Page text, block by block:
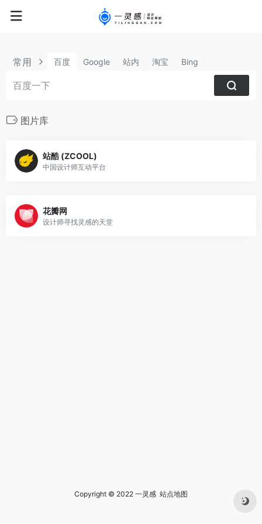
常用 百度 Google 站内 淘宝 Bing
图片库
站酷 (ZCOOL)
中国设计师互动平台
花瓣网
设计师寻找灵感的天堂
Copyright © 2022 一灵感 站点地图